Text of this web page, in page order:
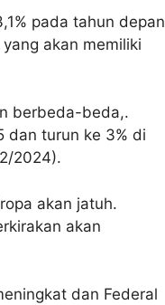
pada tahun depan
akan memiliki
berbeda-beda,.
dan turun ke 3% di
2024).
akan jatuh.
akan
dan Federal